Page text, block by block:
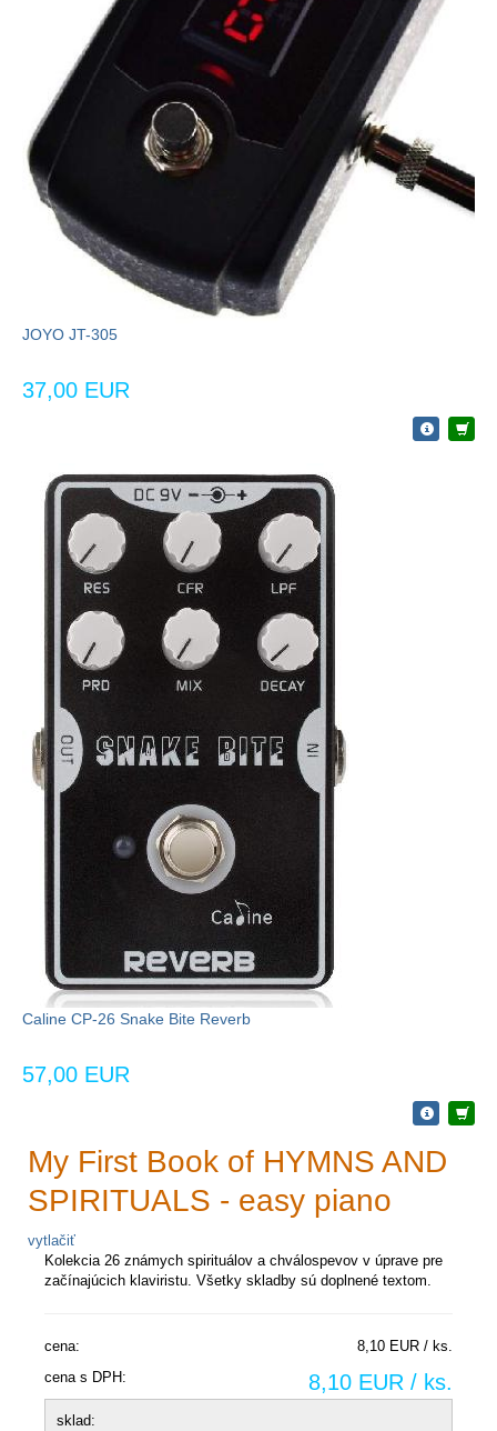
JOYO JT-305
37,00 EUR
Caline CP-26 Snake Bite Reverb
57,00 EUR
My First Book of HYMNS AND
SPIRITUALS - easy piano
vytlačiť
Kolekcia 26 známych spirituálov a chválospevov v úprave pre
začínajúcich klaviristu. Všetky skladby sú doplnené textom.
cena:
8,10 EUR / ks.
cena s DPH:
8,10 EUR / ks.
sklad: